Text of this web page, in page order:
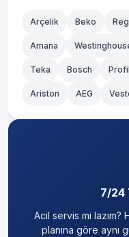
Kartal
Küçükçekmece
Sultanbeyli
Arçelik Beko
Amana
Teka Bosch
Ariston AEG
7/24
Acil servis mi lazım?
planına göre aynı